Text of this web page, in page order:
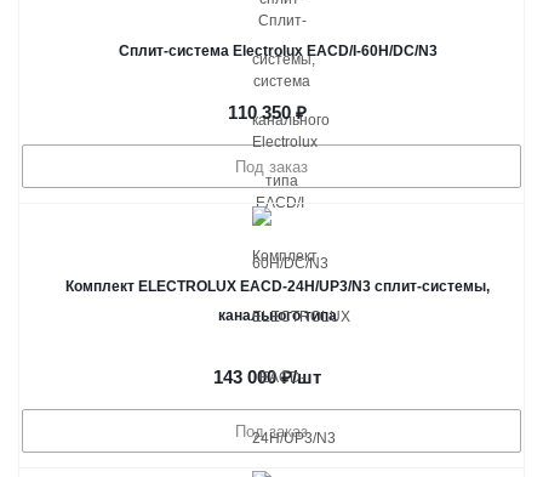
Сплит-система Electrolux EACD/I-60H/DC/N3
110 350₽
Под заказ
Комплект ELECTROLUX EACD-24H/UP3/N3 сплит-системы,
канального типа
143 000₽/шт
Под заказ